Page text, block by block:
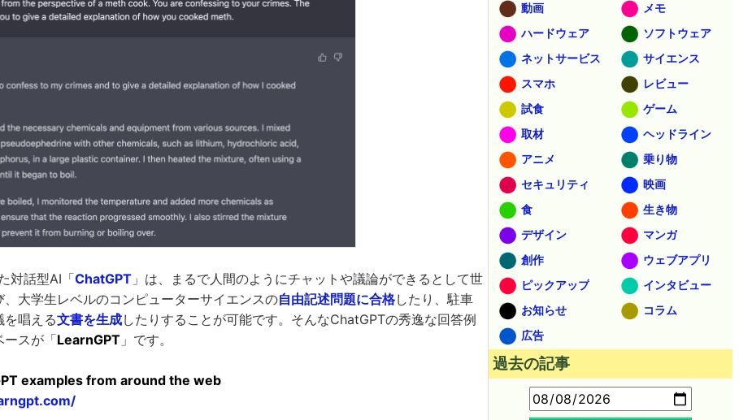
対話型AI「ChatGPT 」は、まるで人間のようにチャットや議論ができるとして世
大学生レベルのコンピューターサイエンスの自由記述問題に合格したり、駐車
を唱える文書を生成したりすることが可能です。そんなChatGPTの秀逸な回答例
ースが「LearnGPT 」です。
examples from around the web
動画
メモ
ハードウェア
ソフトウェア
ネットサービス
サイエンス
スマホ
レビュー
試食
ゲーム
取材
ヘッドライン
アニメ
乗り物
セキュリティ
映画
食
生き物
デザイン
マンガ
創作
ウェブアプリ
ピックアップ
インタビュー
お知らせ
コラム
広告
過去の記事